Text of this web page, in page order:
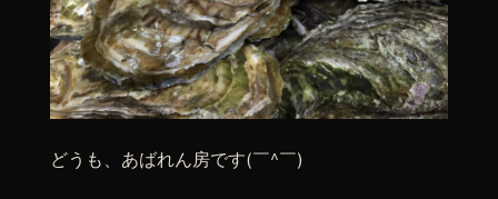
どうも、あばれん房です(￣^￣)ゞ